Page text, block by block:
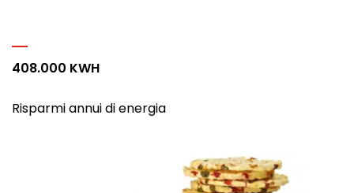
408.000 KWH
Risparmi annui di energia